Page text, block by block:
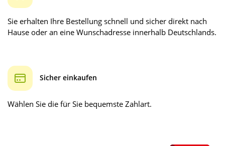
Sie erhalten Ihre Bestellung schnell und sicher direkt nach
Hause oder an eine Wunschadresse innerhalb Deutschlands.
Sicher einkaufen
Wählen Sie die für Sie bequemste Zahlart.